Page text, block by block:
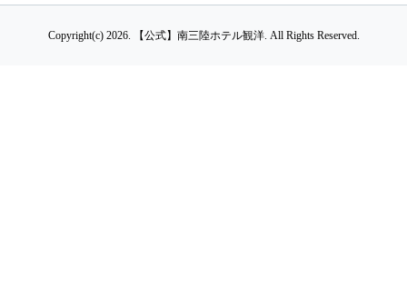
Copyright(c) 2026. 【公式】南三陸ホテル観洋. All Rights Reserved.